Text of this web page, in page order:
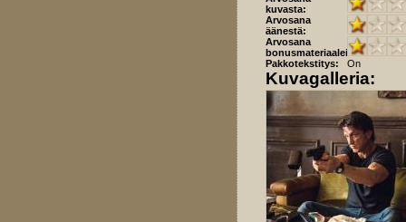
kuvasta:
Arvosana
äänestä:
Arvosana
bonusmateriaaleista:
Pakkotekstitys:
On
Kuvagalleria: